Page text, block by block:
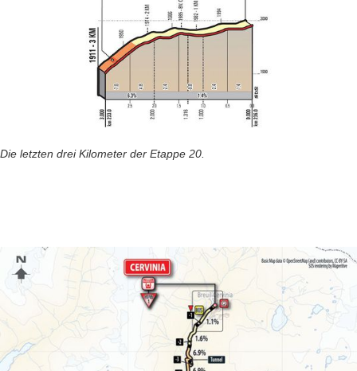
Die letzten drei Kilometer der Etappe 20.